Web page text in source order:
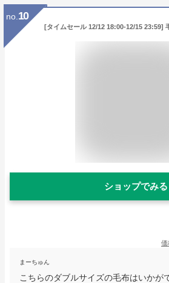
no. 10
ショップでみる
価
まーちゅん
こちらのダブルサイズの毛布はいかが